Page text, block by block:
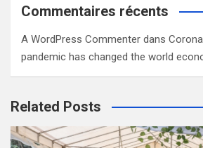
Commentaires récents
A WordPress Commenter dans
pandemic has changed the world
Related Posts